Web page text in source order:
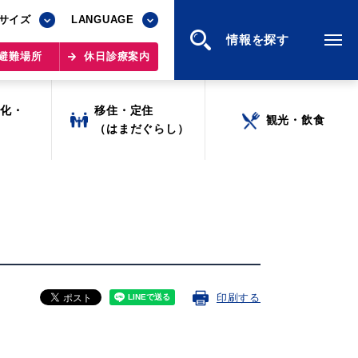
イズ LANGUAGE
難場所 休日診療案内
情報を探す
イズ LANGUAGE
難場所 休日診療案内
情報を探す
・
移住・定住
（はまだぐらし）
観光・飲食
・
移住・定住
（はまだぐらし）
観光・飲食
印刷する